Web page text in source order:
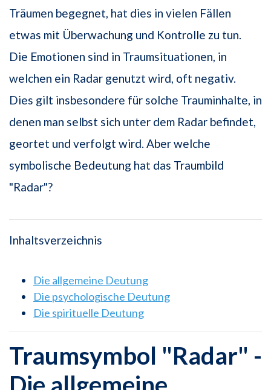
Träumen begegnet, hat dies in vielen Fällen
etwas mit Überwachung und Kontrolle zu tun.
Die Emotionen sind in Traumsituationen, in
welchen ein Radar genutzt wird, oft negativ.
Dies gilt insbesondere für solche Trauminhalte, in
denen man selbst sich unter dem Radar befindet,
geortet und verfolgt wird. Aber welche
symbolische Bedeutung hat das Traumbild
"Radar"?
Inhaltsverzeichnis
Die allgemeine Deutung
Die psychologische Deutung
Die spirituelle Deutung
Traumsymbol "Radar" -